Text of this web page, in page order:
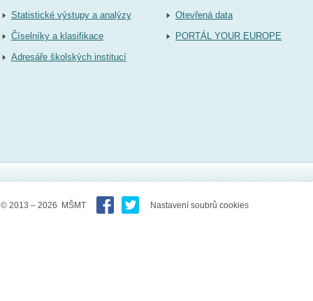
Statistické výstupy a analýzy
Číselníky a klasifikace
Adresáře školských institucí
Otevřená data
PORTÁL YOUR EUROPE
© 2013 – 2026 MŠMT Nastavení soubrů cookies